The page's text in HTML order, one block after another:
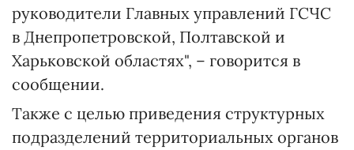
руководители Главных управлений ГСЧС
в Днепропетровской, Полтавской и
Харьковской областях", – говорится в
сообщении.
Также с целью приведения структурных
подразделений территориальных органов